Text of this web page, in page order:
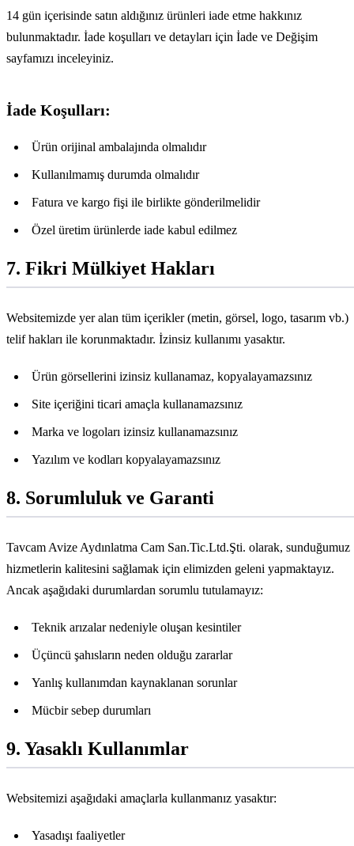
14 gün içerisinde satın aldığınız ürünleri iade etme hakkınız
bulunmaktadır. İade koşulları ve detayları için İade ve Değişim
sayfamızı inceleyiniz.
İade Koşulları:
Ürün orijinal ambalajında olmalıdır
Kullanılmamış durumda olmalıdır
Fatura ve kargo fişi ile birlikte gönderilmelidir
Özel üretim ürünlerde iade kabul edilmez
7. Fikri Mülkiyet Hakları
Websitemizde yer alan tüm içerikler (metin, görsel, logo, tasarım vb.)
telif hakları ile korunmaktadır. İzinsiz kullanımı yasaktır.
Ürün görsellerini izinsiz kullanamaz, kopyalayamazsınız
Site içeriğini ticari amaçla kullanamazsınız
Marka ve logoları izinsiz kullanamazsınız
Yazılım ve kodları kopyalayamazsınız
8. Sorumluluk ve Garanti
Tavcam Avize Aydınlatma Cam San.Tic.Ltd.Şti. olarak, sunduğumuz
hizmetlerin kalitesini sağlamak için elimizden geleni yapmaktayız.
Ancak aşağıdaki durumlardan sorumlu tutulamayız:
Teknik arızalar nedeniyle oluşan kesintiler
Üçüncü şahısların neden olduğu zararlar
Yanlış kullanımdan kaynaklanan sorunlar
Mücbir sebep durumları
9. Yasaklı Kullanımlar
Websitemizi aşağıdaki amaçlarla kullanmanız yasaktır:
Yasadışı faaliyetler